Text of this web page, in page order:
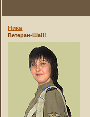
Ника
Ветеран-Ша!!!